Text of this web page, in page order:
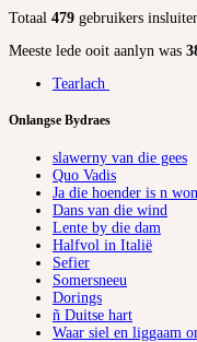
Totaal 479 gebruikers
Meeste lede ooit aanlyn was
Tearlach
Onlangse Bydraes
slawerny van die gees
Quo Vadis
Ja die hoender is n
Dans van die wind
Lente by die dam
Halfvol in Italië
Sefier
Somersneeu
Dorings
ñ Duitse hart
Waar siel en liggaam